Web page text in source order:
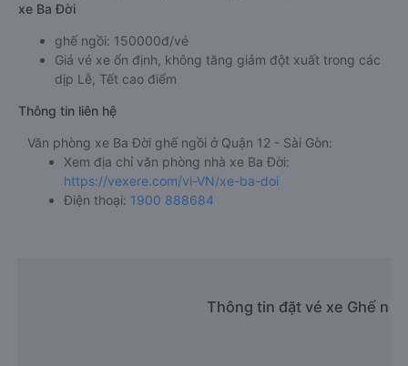
xe Ba Đời
ghế ngồi: 150000đ/vé
Giá vé xe ổn định, không tăng giảm đột xuất trong các
dịp Lễ, Tết cao điểm
Thông tin liên hệ
Văn phòng xe Ba Đời ghế ngồi ở Quận 12 - Sài Gòn:
Xem địa chỉ văn phòng nhà xe Ba Đời:
https://vexere.com/vi-VN/xe-ba-doi
Điện thoại: 1900 888684
Thông tin đặt vé xe Ghế